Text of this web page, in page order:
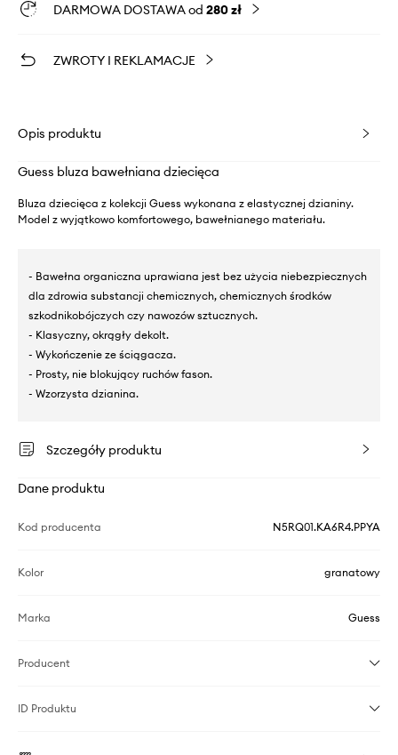
DARMOWA DOSTAWA od 280 zł
ZWROTY I REKLAMACJE
Opis produktu
Guess bluza bawełniana dziecięca
Bluza dziecięca z kolekcji Guess wykonana z elastycznej dzianiny.
Model z wyjątkowo komfortowego, bawełnianego materiału.
- Bawełna organiczna uprawiana jest bez użycia niebezpiecznych
dla zdrowia substancji chemicznych, chemicznych środków
szkodnikobójczych czy nawozów sztucznych.
- Klasyczny, okrągły dekolt.
- Wykończenie ze ściągacza.
- Prosty, nie blokujący ruchów fason.
- Wzorzysta dzianina.
Szczegóły produktu
Dane produktu
Kod producenta N5RQ01.KA6R4.PPYA
Kolor granatowy
Marka Guess
Producent
ID Produktu